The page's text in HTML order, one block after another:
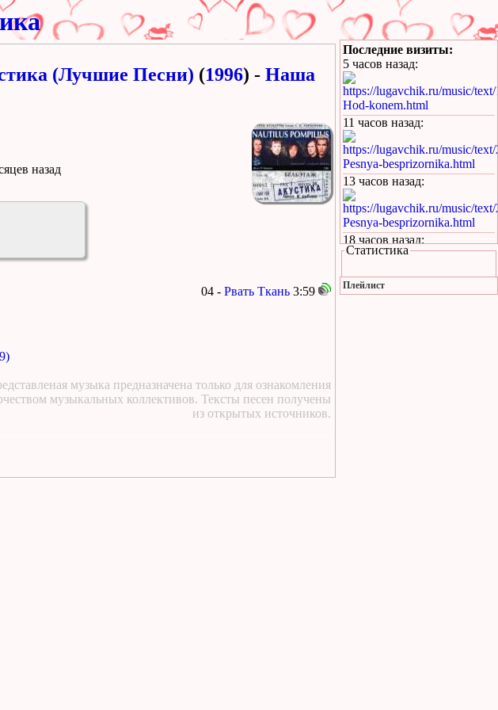
(Лучшие Песни) (1996) - Наша
назад
04 - Рвать Ткань 3:59
музыка предназначена только для ознакомления
музыкальных коллективов. Тексты песен получены
из открытых источников.
Последние визиты:
5 часов назад:
https://lugavchik.ru/music/
Hod-konem.html
11 часов назад:
https://lugavchik.ru/music/
Pesnya-besprizornika.html
13 часов назад:
https://lugavchik.ru/music/
Pesnya-besprizornika.html
18 часов назад:
Leto-(pesnya-dlya-Coya).html
1 день назад:
Статистика
Плейлист